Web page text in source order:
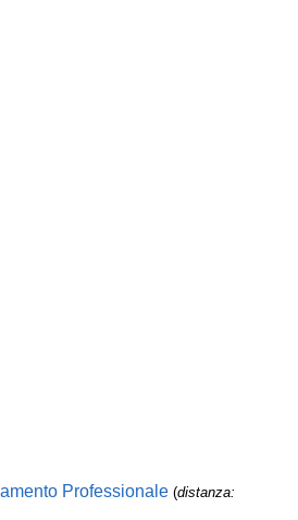
Professionale (distanza: